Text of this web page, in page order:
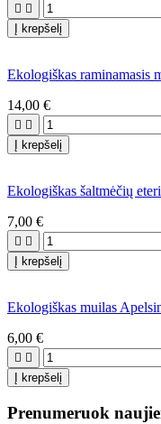
 
Į krepšelį
Ekologiškas raminamasis
14,00 €
 
Į krepšelį
Ekologiškas šaltmėčių
7,00 €
 
Į krepšelį
Ekologiškas muilas
6,00 €
 
Į krepšelį
Prenumeruok